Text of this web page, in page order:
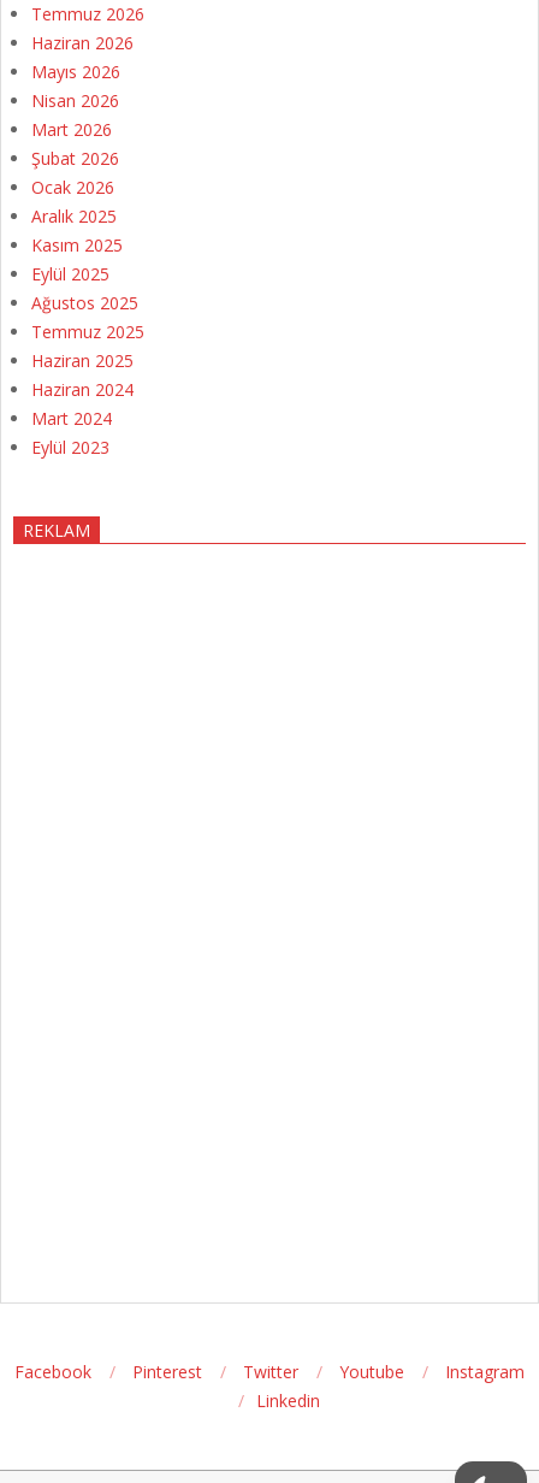
Temmuz 2026
Haziran 2026
Mayıs 2026
Nisan 2026
Mart 2026
Şubat 2026
Ocak 2026
Aralık 2025
Kasım 2025
Eylül 2025
Ağustos 2025
Temmuz 2025
Haziran 2025
Haziran 2024
Mart 2024
Eylül 2023
REKLAM
Facebook Pinterest Twitter Youtube
Instagram
Linkedin